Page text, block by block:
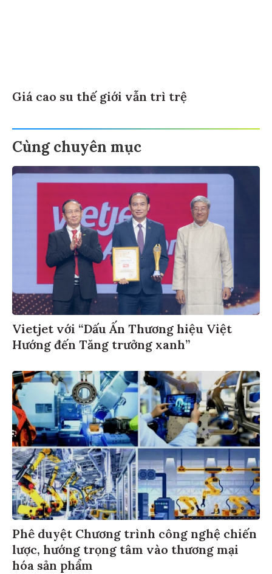
Giá cao su thế giới vẫn trì trệ
Cùng chuyên mục
Vietjet với “Dấu Ấn Thương hiệu Việt
Hướng đến Tăng trưởng xanh”
Phê duyệt Chương trình công nghệ chiến
lược, hướng trọng tâm vào thương mại
hóa sản phẩm